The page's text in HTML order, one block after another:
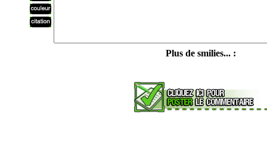
Plus de smilies... :